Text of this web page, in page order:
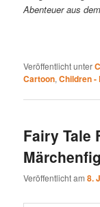
Abenteuer aus
Veröffentlicht unter
Cartoon,Children -
Fairy Tale
Veröffentlicht am8.